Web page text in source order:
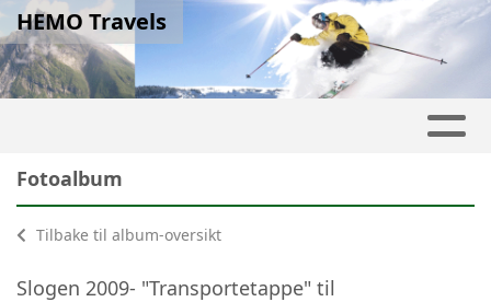
HEMO Travels
Fotoalbum
Tilbake til album-oversikt
Slogen 2009- "Transportetappe" til